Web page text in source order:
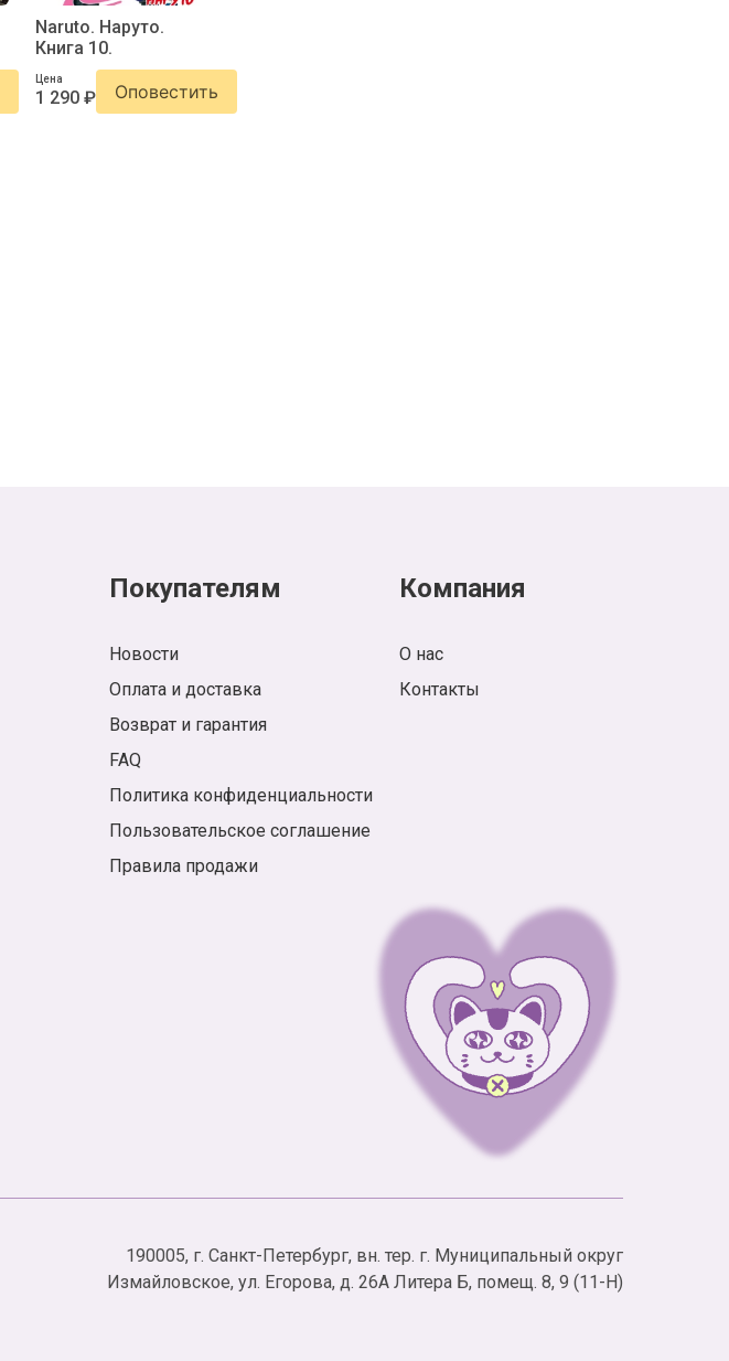
Naruto. Наруто.
Книга 10.
Цена
1 290 ₽ Оповестить
Покупателям
Новости
Оплата и доставка
Возврат и гарантия
FAQ
Политика конфиденциальности
Пользовательское соглашение
Правила продажи
Компания
О нас
Контакты
190005, г. Санкт-Петербург, вн. тер. г. Муниципальный округ
Измайловское, ул. Егорова, д. 26А Литера Б, помещ. 8, 9 (11-Н)